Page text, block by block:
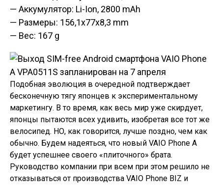
— Аккумулятор: Li-Ion, 2800 mAh
— Размеры: 156,1x77x8,3 mm
— Вес: 167 g
Подобная эволюция в очередной подтверждает
бесконечную тягу японцев к экспериментальному
маркетингу. В то время, как весь мир уже скирдует,
японцы пытаются всех удивить, изобретая все тот же
велосипед. НО, как говорится, лучше поздно, чем как
обычно. Будем надеяться, что новый VAIO Phone A
будет успешнее своего «плиточного» брата.
Руководство компании при всем при этом решило не
отказываться от производства VAIO Phone BIZ и